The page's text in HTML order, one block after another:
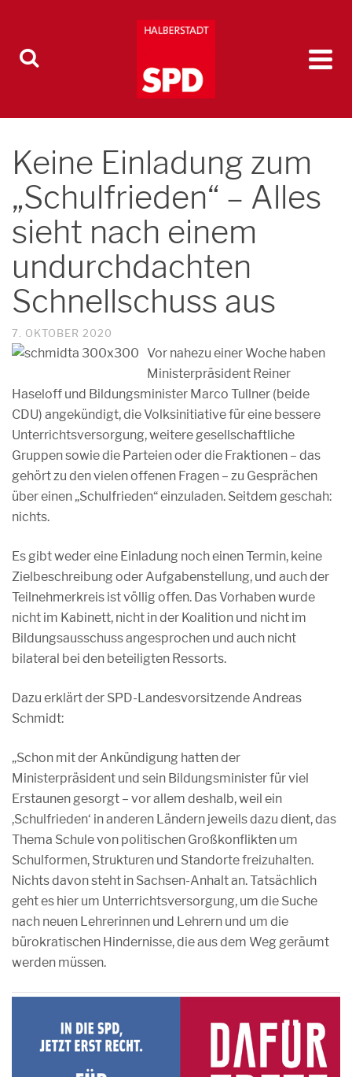
Keine Einladung zum
„Schulfrieden“ – Alles
sieht nach einem
undurchdachten
Schnellschuss aus
7. OKTOBER 2020
Vor nahezu einer Woche haben
Ministerpräsident Reiner
Haseloff und Bildungsminister Marco Tullner (beide
CDU) angekündigt, die Volksinitiative für eine bessere
Unterrichtsversorgung, weitere gesellschaftliche
Gruppen sowie die Parteien oder die Fraktionen – das
gehört zu den vielen offenen Fragen – zu Gesprächen
über einen „Schulfrieden“ einzuladen. Seitdem geschah:
nichts.
Es gibt weder eine Einladung noch einen Termin, keine
Zielbeschreibung oder Aufgabenstellung, und auch der
Teilnehmerkreis ist völlig offen. Das Vorhaben wurde
nicht im Kabinett, nicht in der Koalition und nicht im
Bildungsausschuss angesprochen und auch nicht
bilateral bei den beteiligten Ressorts.
Dazu erklärt der SPD-Landesvorsitzende Andreas
Schmidt:
„Schon mit der Ankündigung hatten der
Ministerpräsident und sein Bildungsminister für viel
Erstaunen gesorgt – vor allem deshalb, weil ein
,Schulfrieden‘ in anderen Ländern jeweils dazu dient, das
Thema Schule von politischen Großkonflikten um
Schulformen, Strukturen und Standorte freizuhalten.
Nichts davon steht in Sachsen-Anhalt an. Tatsächlich
geht es hier um Unterrichtsversorgung, um die Suche
nach neuen Lehrerinnen und Lehrern und um die
bürokratischen Hindernisse, die aus dem Weg geräumt
werden müssen.